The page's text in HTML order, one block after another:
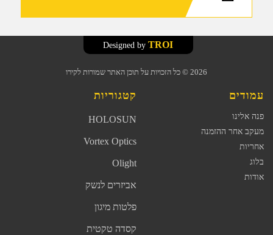
2026 © כל הזכויות על תוכן האתר שמורות לקירו
TROI
עמודים
פנה אלינו
מעקב אחר ההזמנה
אחריות
בלוג
אודות
קטגוריות
HOLOSUN
Vortex Optics
Olight
אביזרים לנשק
פלטות מיגון
קסדה טקטית